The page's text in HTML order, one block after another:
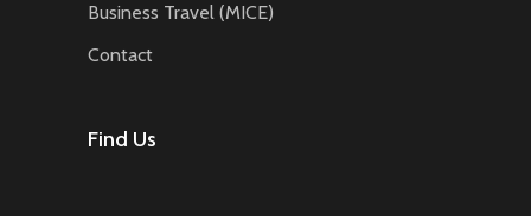
Business Travel (MICE)
Contact
Find Us